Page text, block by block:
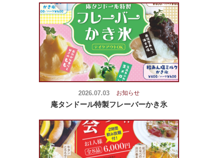
2026.07.03 お知らせ
庵タンドール特製フレーバーかき氷